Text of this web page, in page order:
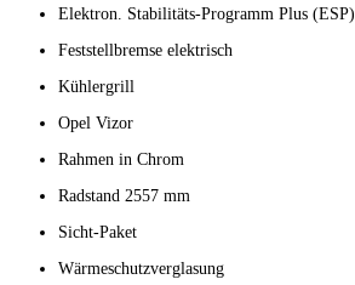
Elektron. Stabilitäts-Programm Plus (ESP)
Feststellbremse elektrisch
Kühlergrill
Opel Vizor
Rahmen in Chrom
Radstand 2557 mm
Sicht-Paket
Wärmeschutzverglasung